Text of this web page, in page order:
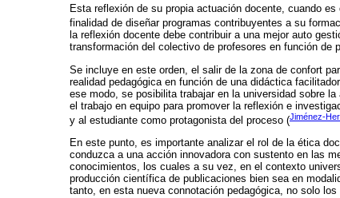
Esta reflexión de su propia actuación docente, cuando
finalidad de diseñar programas contribuyentes a su
la reflexión docente debe contribuir a una mejor auto
transformación del colectivo de profesores en función de
Se incluye en este orden, el salir de la zona de confort
realidad pedagógica en función de una didáctica
ese modo, se posibilita trabajar en la universidad sobre
el trabajo en equipo para promover la reflexión e
y al estudiante como protagonista del proceso (Jiménez-
En este punto, es importante analizar el rol de la ética
conduzca a una acción innovadora con sustento en las
conocimientos, los cuales a su vez, en el contexto
producción científica de publicaciones bien sea en
tanto, en esta nueva connotación pedagógica, no solo